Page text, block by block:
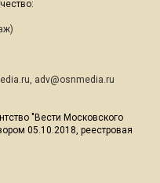
, adv@osnmedia.ru
"Вести Московского
05.10.2018, реестровая